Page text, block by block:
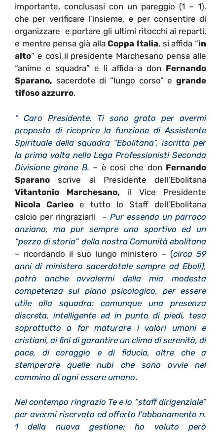
importante, conclusasi con un pareggio (1 – 1),
che per verificare l’insieme, e per consentire di
organizzare e portare gli ultimi ritocchi ai reparti,
e mentre pensa già allaCoppa Italia, si affida “in
alto” e così il presidente Marchesano pensa alle
“anime e squadra” e li affida a don Fernando
Sparano, sacerdote di “lungo corso” e grande
tifoso azzurro.
“ Caro Presidente,
Ti sono grato per avermi
proposto di ricoprire la funzione di Assistente
Spirituale della squadra “Ebolitana”, iscritta per
la prima volta nella Lega Professionisti Seconda
Divisione girone B. – è così che don Fernando
Sparano scrive al Presidente dell’Ebolitana
Vitantonio Marchesano, il Vice Presidente
Nicola Carleo e tutto lo Staff dell’Ebolitana
calcio per ringraziarli – Pur essendo un parroco
anziano, ma pur sempre uno sportivo ed un
“pezzo di storia” della nostra Comunità ebolitana
– ricordando il suo lungo ministero – (circa 59
anni di ministero sacerdotale sempre ad Eboli),
potrò anche avvalermi della mia modesta
competenza sul piano psicologico, per essere
utile alla squadra: comunque una presenza
discreta, intelligente ed in punta di piedi, tesa
soprattutto a far maturare i valori umani e
cristiani, ai fini di garantire un clima di serenità, di
pace, di coraggio e di fiducia, oltre che a
stemperare quelle nubi che sono ovvie nel
cammino di ogni essere umano.
Nel contempo ringrazio Te e lo “staff dirigenziale”
per avermi riservato ed offerto l’abbonamento n.
1 della nuova gestione; ho voluto però